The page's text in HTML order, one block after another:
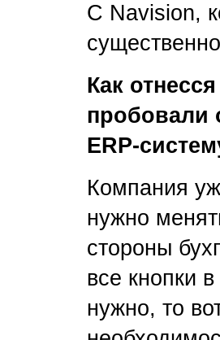
С Navision,
Как
пробовали
ERP-
Компания
нужно
стороны
все кнопки
нужно, то